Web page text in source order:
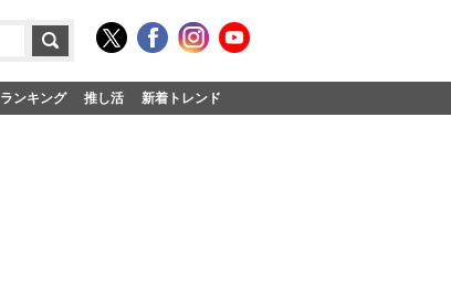
ランキング 推し活 新着トレンド